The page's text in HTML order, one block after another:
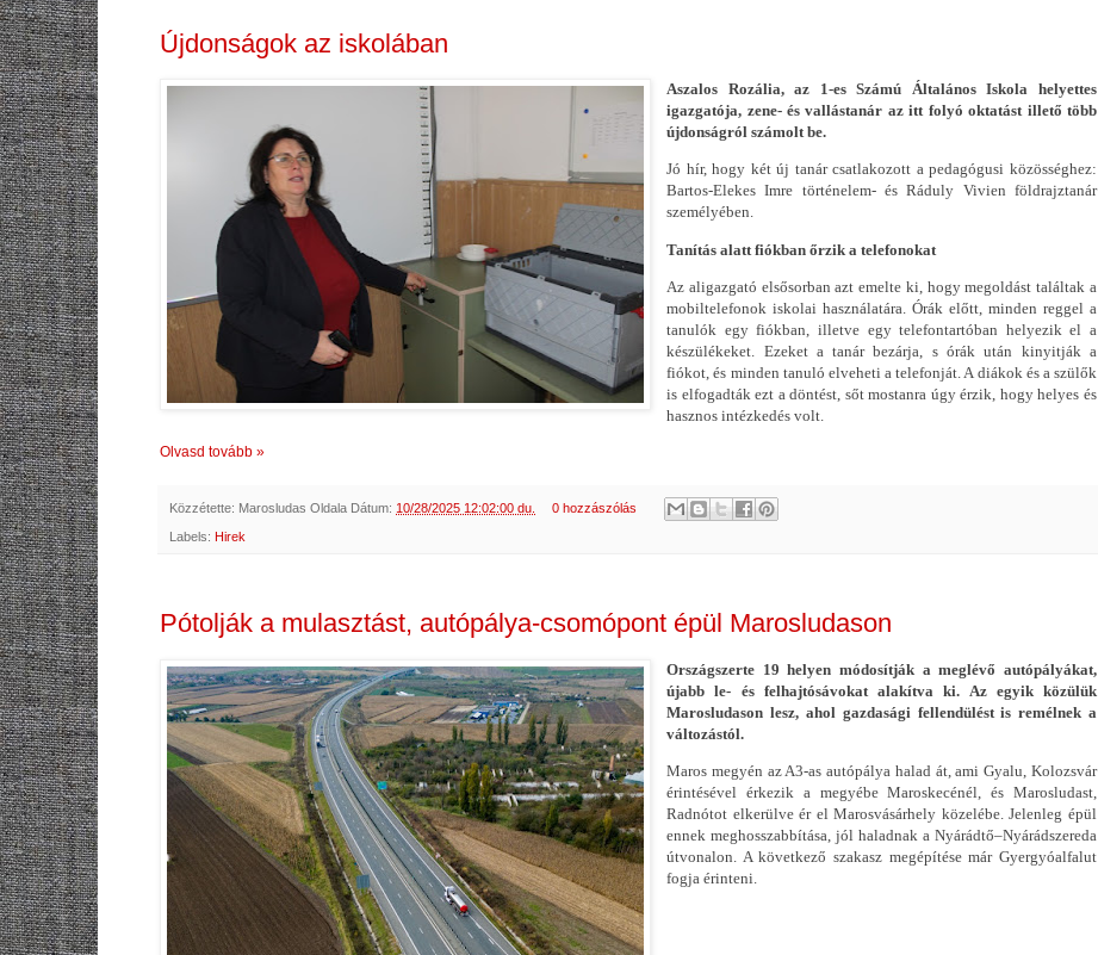
Újdonságok az iskolában
Aszalos Rozália, az 1-es Számú Általános Iskola helyettes
igazgatója, zene- és vallástanár az itt folyó oktatást illető több
újdonságról számolt be.
Jó hír, hogy két új tanár csatlakozott a pedagógusi közösséghez:
Bartos-Elekes Imre történelem- és Ráduly Vivien földrajztanár
személyében.
Tanítás alatt fiókban őrzik a telefonokat
Az aligazgató elsősorban azt emelte ki, hogy megoldást találtak a
mobiltelefonok iskolai használatára. Órák előtt, minden reggel a
tanulók egy fiókban, illetve egy telefontartóban helyezik el a
készülékeket. Ezeket a tanár bezárja, s órák után kinyitják a
fiókot, és minden tanuló elveheti a telefonját. A diákok és a szülők
is elfogadták ezt a döntést, sőt mostanra úgy érzik, hogy helyes és
hasznos intézkedés volt.
Olvasd tovább »
Közzétette: Marosludas Oldala Dátum: 10/28/2025 12:02:00 du. 0 hozzászólás
Labels: Hirek
Pótolják a mulasztást, autópálya-csomópont épül Marosludason
Országszerte 19 helyen módosítják a meglévő autópályákat,
újabb le- és felhajtósávokat alakítva ki. Az egyik közülük
Marosludason lesz, ahol gazdasági fellendülést is remélnek a
változástól.
Maros megyén az A3-as autópálya halad át, ami Gyalu, Kolozsvár
érintésével érkezik a megyébe Maroskecénél, és Marosludast,
Radnótot elkerülve ér el Marosvásárhely közelébe. Jelenleg épül
ennek meghosszabbítása, jól haladnak a Nyárádtő–Nyárádszereda
útvonalon. A következő szakasz megépítése már Gyergyóalfalut
fogja érinteni.